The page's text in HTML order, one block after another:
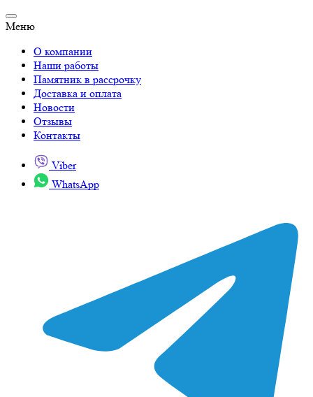
Меню
О компании
Наши работы
Памятник в рассрочку
Доставка и оплата
Новости
Отзывы
Контакты
Viber
WhatsApp